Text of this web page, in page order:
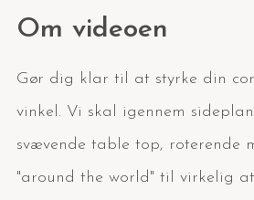
Om videoen
Gør dig klar til at styrke din
vinkel. Vi skal igennem
svævende table top, roterende
"around the world" til virkelig